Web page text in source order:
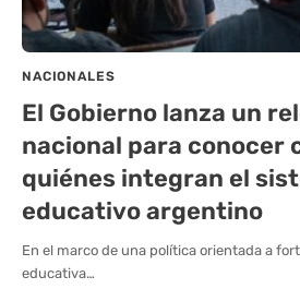
NACIONALES
El Gobierno lanza un
nacional para conocer
quiénes integran el
educativo argentino
En el marco de una política orientada a
educativa…